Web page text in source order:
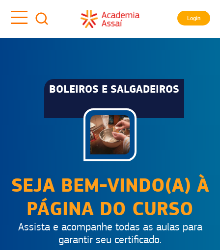
Login
BOLEIROS E SALGADEIROS
SEJA BEM-VINDO(A) À
PÁGINA DO CURSO
Assista e acompanhe todas as aulas para
garantir seu certificado.